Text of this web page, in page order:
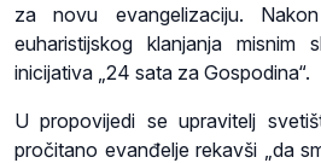
za novu evangelizaciju.
euharistijskog klanjanja misnim
inicijativa „24 sata za Gospodina“.
U propovijedi se upravitelj
pročitano evanđelje rekavši „da